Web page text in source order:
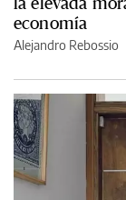
economía
Alejandro Rebossio